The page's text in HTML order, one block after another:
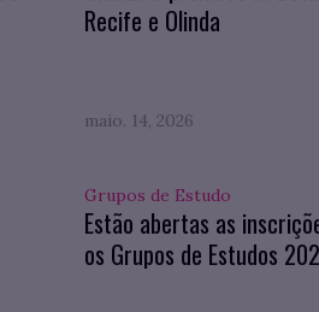
Recife e Olinda
maio. 14, 2026
Grupos de Estudo
Estão abertas as
os Grupos de Estudos